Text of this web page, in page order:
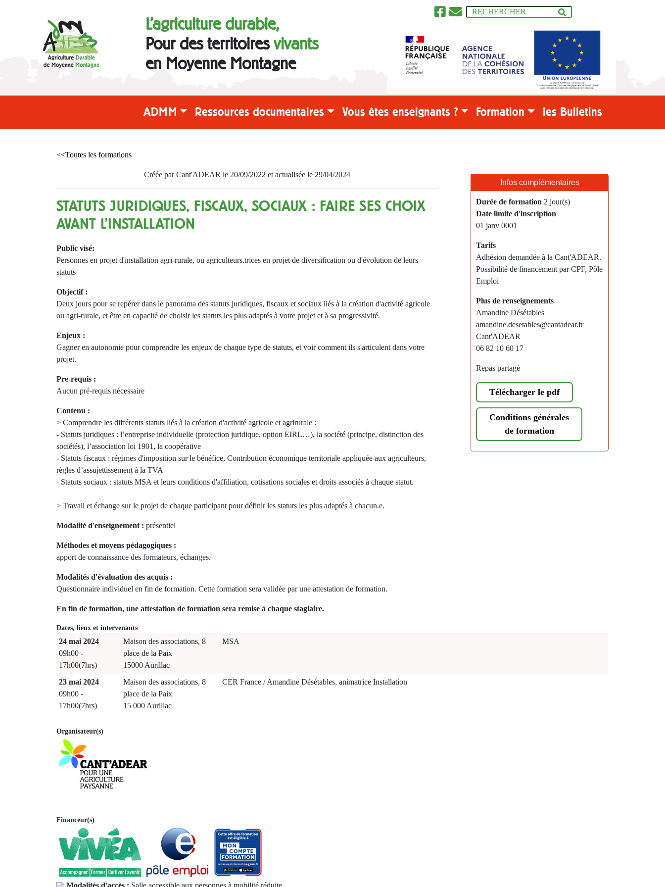
L'agriculture durable,
Pour des territoiresvivants
en Moyenne Montagne
ADMM Ressources documentaires Vous êtes enseignants ? Formation les Bulletins
<<Toutes les formations
Créée par Cant'ADEAR le 20/09/2022 et actualisée le 29/04/2024
STATUTS JURIDIQUES, FISCAUX, SOCIAUX : FAIRE SES CHOIX
AVANT L'INSTALLATION
Public visé:
Personnes en projet d'installation agri-rurale, ou agriculteurs.trices en projet de diversification ou d'évolution de leurs
statuts
Objectif :
Deux jours pour se repérer dans le panorama des statuts juridiques, fiscaux et sociaux liés à la création d'activité agricole
ou agri-rurale, et être en capacité de choisir les statuts les plus adaptés à votre projet et à sa progressivité.
Enjeux :
Gagner en autonomie pour comprendre les enjeux de chaque type de statuts, et voir comment ils s'articulent dans votre
projet.
Pre-requis :
Aucun pré-requis nécessaire
Contenu :
> Comprendre les différents statuts liés à la création d'activité agricole et agrirurale :
- Statuts juridiques : l’entreprise individuelle (protection juridique, option EIRL…), la société (principe, distinction des
sociétés), l’association loi 1901, la coopérative
- Statuts fiscaux : régimes d'imposition sur le bénéfice, Contribution économique territoriale appliquée aux agriculteurs,
règles d’assujettissement à la TVA
- Statuts sociaux : statuts MSA et leurs conditions d'affiliation, cotisations sociales et droits associés à chaque statut.
> Travail et échange sur le projet de chaque participant pour définir les statuts les plus adaptés à chacun.e.
Modalité d'enseignement : présentiel
Méthodes et moyens pédagogiques :
apport de connaissance des formateurs, échanges.
Modalités d'évaluation des acquis :
Questionnaire individuel en fin de formation. Cette formation sera validée par une attestation de formation.
En fin de formation, une attestation de formation sera remise à chaque stagiaire.
Infos complémentaires
Durée de formation 2 jour(s)
Date limite d'inscription
01 janv 0001
Tarifs
Adhésion demandée à la Cant'ADEAR.
Possibilité de financement par CPF, Pôle
Emploi
Plus de renseignements
Amandine Désétables
amandine.desetables@cantadear.fr
Cant'ADEAR
06 82 10 60 17
Repas partagé
Télécharger le pdf
Conditions générales
de formation
Dates, lieux et intervenants
24 mai 2024
09h00 -
17h00(7hrs)
Maison des associations, 8
place de la Paix
15000 Aurillac
MSA
23 mai 2024
09h00 -
17h00(7hrs)
Maison des associations, 8
place de la Paix
15 000 Aurillac
CER France / Amandine Désétables, animatrice Installation
Organisateur(s)
Financeur(s)
Modalités d'accès : Salle accessible aux personnes à mobilité réduite